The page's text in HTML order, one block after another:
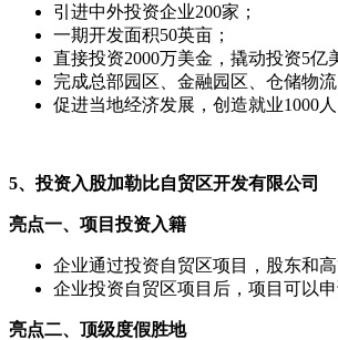
引进中外投资企业200家；
一期开发面积50英亩；
直接投资2000万美金，撬动投资5亿
完成总部园区、金融园区、仓储物
促进当地经济发展，创造就业1000人
5、投资入股加勒比自贸区开发有限公司
亮点一、项目投资入籍
企业通过投资自贸区项目，股东和
企业投资自贸区项目后，项目可以
亮点二、顶级度假胜地